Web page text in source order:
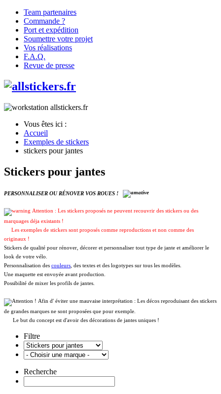
Team partenaires
Commande ?
Port et expédition
Soumettre votre projet
Vos réalisations
F.A.Q.
Revue de presse
Vous êtes ici :
Accueil
Exemples de stickers
stickers pour jantes
Stickers pour jantes
PERSONNALISER OU RÉNOVER VOS ROUES !
Attention : Les stickers proposés ne peuvent recouvrir des stickers ou des
marquages déja existants !
Les exemples de stickers sont proposés comme reproductions et non comme des
originaux !
Stickers de qualité pour rénover, décorer et personnaliser tout type de jante et améliorer le
look de votre vélo.
Personnalisation des couleurs , des textes et des logotypes sur tous les modèles.
Une maquette est envoyée avant production.
Possibilité de mixer les profils de jantes.
Afin d' éviter une mauvaise interprétation : Les décos reproduisant des stickers
de grandes marques ne sont proposées que pour exemple.
Le but du concept est d'avoir des décorations de jantes uniques !
Filtre
Recherche